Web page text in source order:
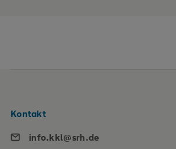
Kontakt
info.kkl@srh.de